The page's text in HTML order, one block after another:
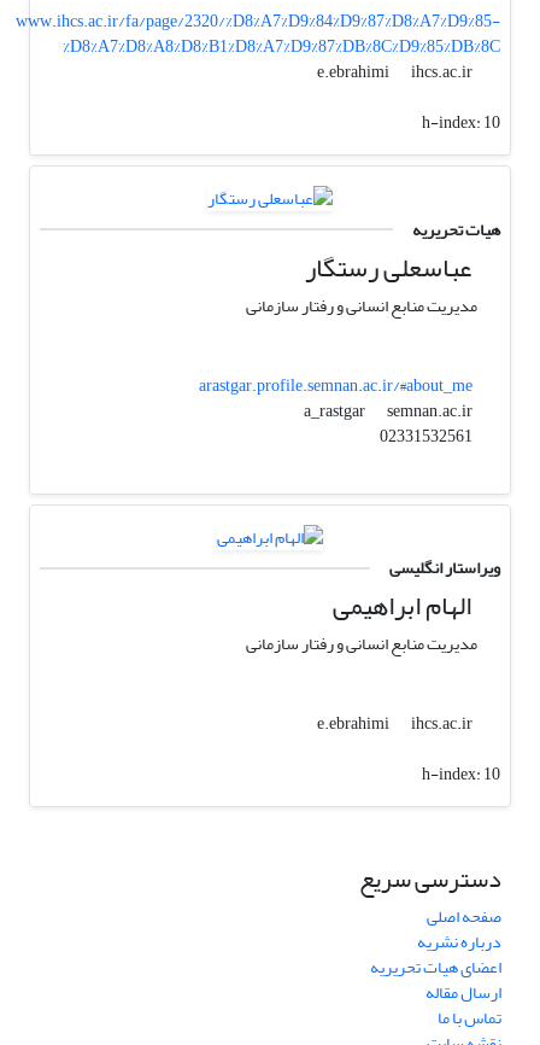
www.ihcs.ac.ir/fa/page/2320/%D8%A7%D9%84%D9%87%D8%A7%D9%85-
%D8%A7%D8%A8%D8%B1%D8%A7%D9%87%DB%8C%D9%85%DB%8C
e.ebrahimi
ihcs.ac.ir
h-index:10
هیات تحریریه
عباسعلی رستگار
مدیریت منابع انسانی و رفتار سازمانی
arastgar.profile.semnan.ac.ir/#about_me
a_rastgar
semnan.ac.ir
ویراستار انگلیسی
الهام ابراهیمی
مدیریت منابع انسانی و رفتار سازمانی
e.ebrahimi
ihcs.ac.ir
h-index:10
دسترسی سریع
صفحه اصلی
درباره نشریه
اعضای هیات تحریریه
ارسال مقاله
تماس با ما